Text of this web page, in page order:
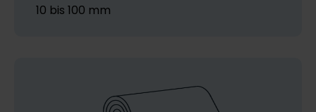
10 bis 100 mm